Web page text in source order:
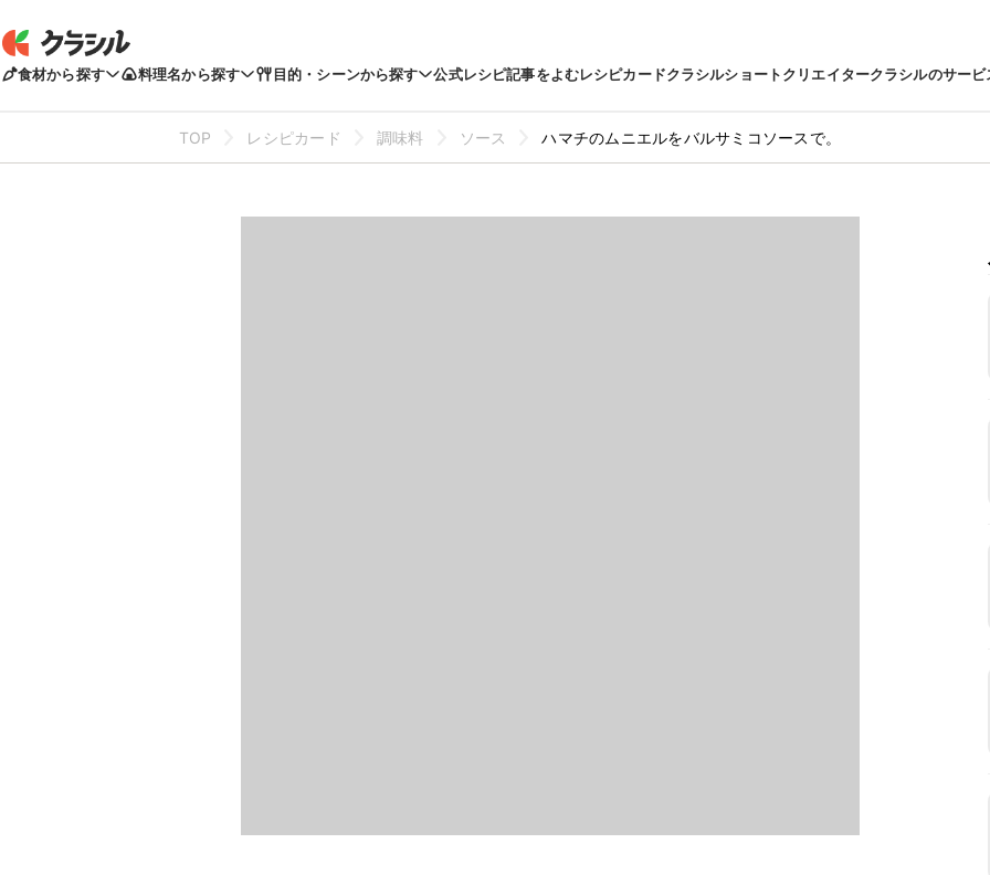
食材から探す 料理名から探す 目的・シーンから探す 公式レシピ記事をよむレシピカードクラシルショートクリエイタークラシルのサービ
TOP レシピカード 調味料 ソース ハマチのムニエルをバルサミコソースで。